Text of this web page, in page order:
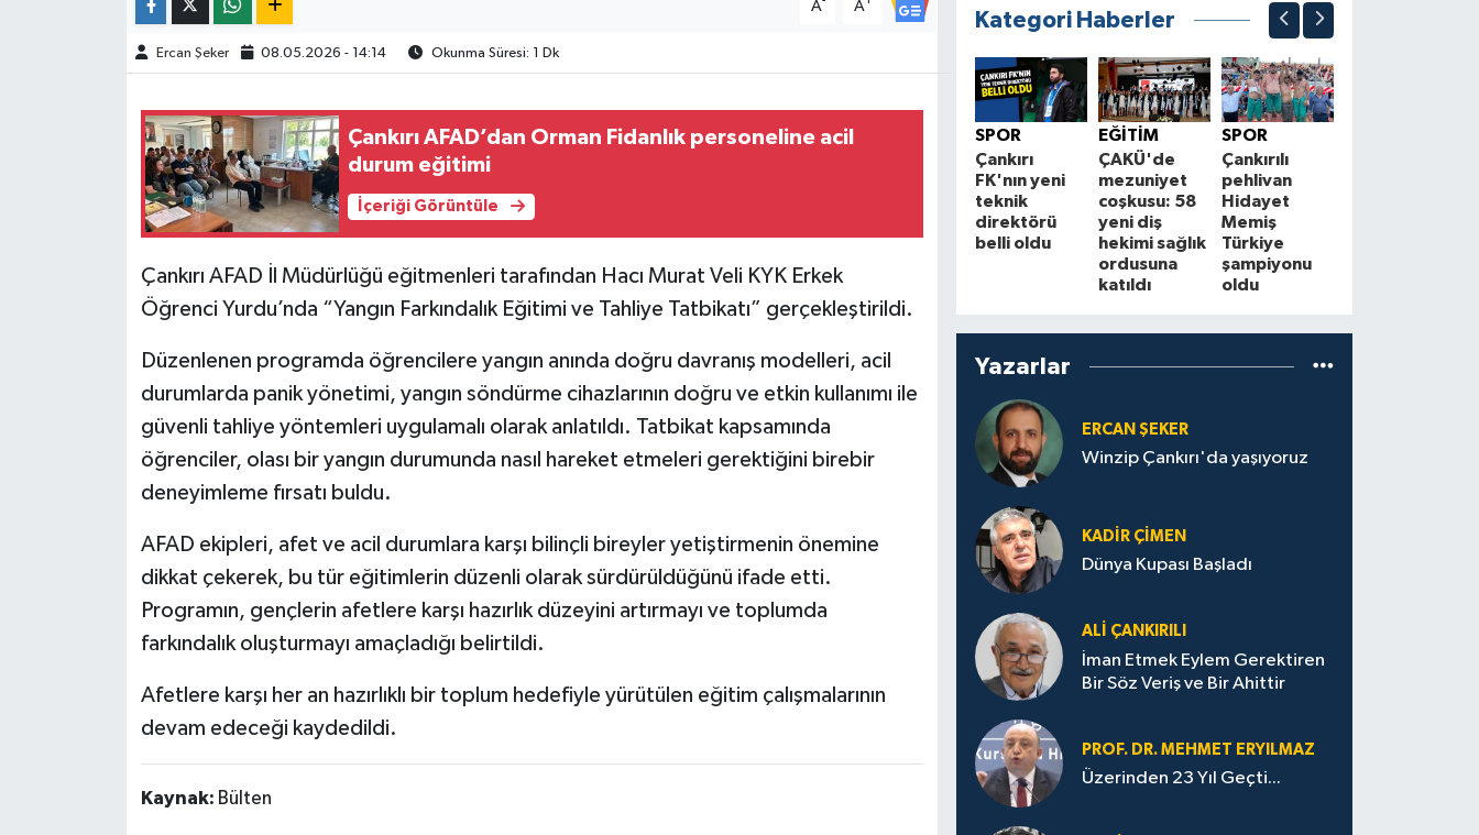
A A
Ercan Şeker 08.05.2026 - 14:14 Okunma Süresi: 1 Dk
Çankırı AFAD’dan Orman Fidanlık personeline acil
durum eğitimi
İçeriği Görüntüle
Çankırı AFAD İl Müdürlüğü eğitmenleri tarafından Hacı Murat Veli KYK Erkek
Öğrenci Yurdu’nda “Yangın Farkındalık Eğitimi ve Tahliye Tatbikatı” gerçekleştirildi.
Düzenlenen programda öğrencilere yangın anında doğru davranış modelleri, acil
durumlarda panik yönetimi, yangın söndürme cihazlarının doğru ve etkin kullanımı ile
güvenli tahliye yöntemleri uygulamalı olarak anlatıldı. Tatbikat kapsamında
öğrenciler, olası bir yangın durumunda nasıl hareket etmeleri gerektiğini birebir
deneyimleme fırsatı buldu.
AFAD ekipleri, afet ve acil durumlara karşı bilinçli bireyler yetiştirmenin önemine
dikkat çekerek, bu tür eğitimlerin düzenli olarak sürdürüldüğünü ifade etti.
Programın, gençlerin afetlere karşı hazırlık düzeyini artırmayı ve toplumda
farkındalık oluşturmayı amaçladığı belirtildi.
Afetlere karşı her an hazırlıklı bir toplum hedefiyle yürütülen eğitim çalışmalarının
devam edeceği kaydedildi.
Kaynak: Bülten
Kategori Haberler
SPOR
Çankırı
FK'nın yeni
teknik
direktörü
belli oldu
EĞİTİM
ÇAKÜ'de
mezuniyet
coşkusu: 58
yeni diş
hekimi sağlık
ordusuna
katıldı
SPOR
Çankırılı
pehlivan
Hidayet
Memiş
Türkiye
şampiyonu
oldu
Yazarlar
ERCAN ŞEKER
Winzip Çankırı'da yaşıyoruz
KADIR ÇIMEN
Dünya Kupası Başladı
ALI ÇANKIRILI
İman Etmek Eylem Gerektiren
Bir Söz Veriş ve Bir Ahittir
PROF. DR. MEHMET ERYILMAZ
Üzerinden 23 Yıl Geçti...
TÜRKİYE